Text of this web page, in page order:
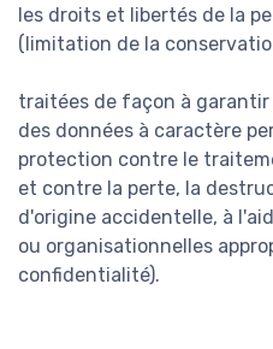
les droits et libertés de la
(limitation de la
traitées de façon à
des données à caractère
protection contre le
et contre la perte, la
d'origine accidentelle, à
ou organisationnelles
confidentialité).